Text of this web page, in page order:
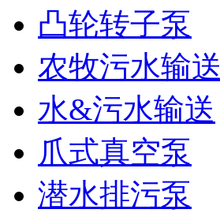
凸轮转子泵
农牧污水输送
水&污水输送
爪式真空泵
潜水排污泵